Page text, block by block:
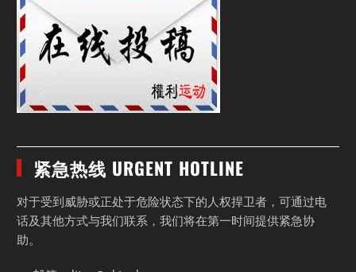
紧急热线 URGENT HOTLINE
对于受到威胁或正处于危险状态下的人权捍卫者，可通过电
话及其他方式与我们联系，我们将在第一时间提供紧急协
助。